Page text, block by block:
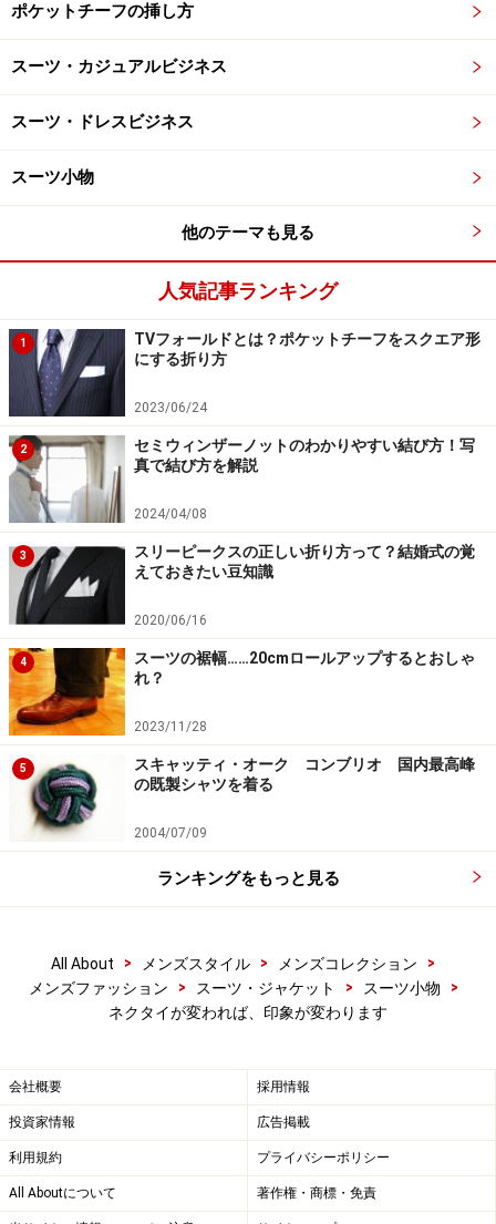
しかしながら、あまりに種類が多いため、小紋タイは
「流行」とはちょっと縁遠い存在。「その小紋、流行っ
ん。とはいえ、目立つことを良しとはしないスーツスタ
イルに小紋タイは外せません。では、どういう小紋を選
べばよいのでしょうか。
ここでは紺ベースの小紋を合わせてみました。
スーツ、シャツ、ネクタイの統一感をとるなら、こんな
合わせ方が基本です。小紋柄も小さめのものを。色柄が
過ぎると、シャツの色やチーフの色を合わせることでま
とまりが生まれますが、ここでは柄が小さいのであくま
でも紋はスパイス的に見せることができます。
グレイスーツなら、あえて色を使わないほうがスッキリ
まとまります。もちろんパステルカラーの小紋タイを合
わせるという方法はあります。しかし、今季のネクタイ
は色味があまりないものがオススメです。流行を取り入
れるなら、モノトーン系や淡いベージュなどが似合いま
す。
次のページでは、今春もっとも注目の色柄タイをご紹介
します。
※記事内容は執筆時点のものです。最新の内容をご確認くださ
い。
次のページへ
ポケットチーフの挿し方
スーツ・カジュアルビジネス
スーツ・ドレスビジネス
スーツ小物
他のテーマも見る
人気記事ランキング
1
TVフォールドとは？ポケットチーフをスクエア形
にする折り方
2023/06/24
2
セミウィンザーノットのわかりやすい結び方！写
真で結び方を解説
2024/04/08
3
スリーピークスの正しい折り方って？結婚式の覚
えておきたい豆知識
2020/06/16
4
スーツの裾幅……20cmロールアップするとおしゃ
れ？
2023/11/28
5
スキャッティ・オーク コンブリオ 国内最高峰
の既製シャツを着る
2004/07/09
ランキングをもっと見る
All About > メンズスタイル > メンズコレクション
>
メンズファッション
> スーツ・ジャケット > スーツ小物
>
ネクタイが変われば、印象が変わります
会社概要 採用情報
投資家情報 広告掲載
利用規約 プライバシーポリシー
All Aboutについて 著作権・商標・免責